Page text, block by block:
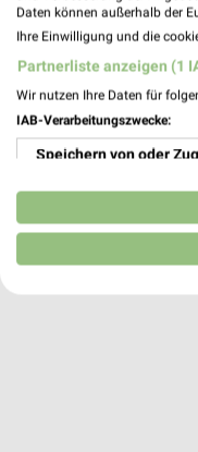
Daten können außerhalb der
Ihre Einwilligung und die
Partnerliste anzeigen (1
Wir nutzen Ihre Daten für
IAB-Verarbeitungszwecke:
Speichern von oder
Verwendung
Erstellung von